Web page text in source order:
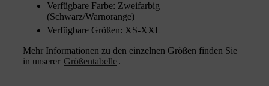
Verfügbare Farbe: Zweifarbig
(Schwarz/Warnorange)
Verfügbare Größen: XS-XXL
Mehr Informationen zu den einzelnen Größen finden Sie
in unserer Größentabelle.